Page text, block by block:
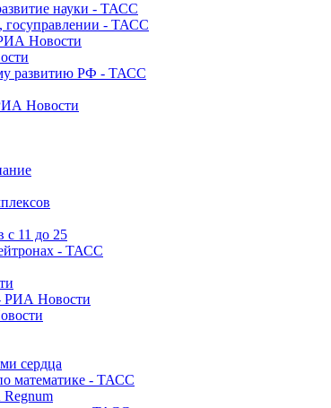
науки - ТАСС
госуправлении - ТАСС
Новости
развитию РФ - ТАСС
Новости
с 11 до 25
- ТАСС
РИА Новости
сердца
математике - ТАСС